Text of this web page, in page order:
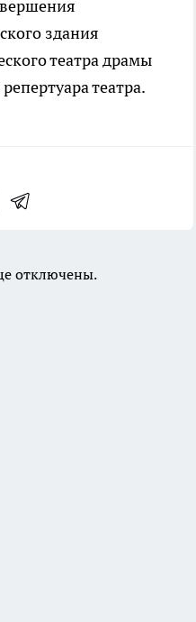
здания
театра драмы
театра.
отключены.